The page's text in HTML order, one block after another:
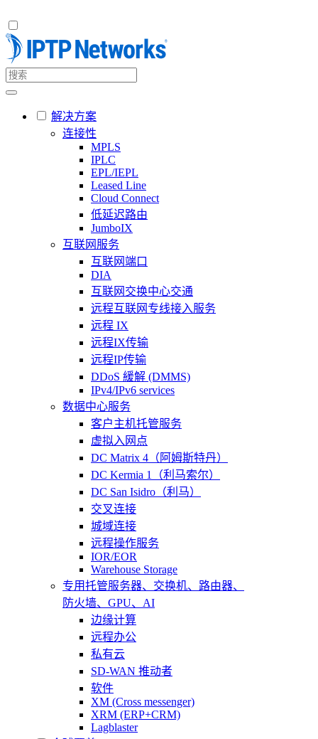
解决方案
连接性
MPLS
IPLC
EPL/IEPL
Leased Line
Cloud Connect
低延迟路由
JumboIX
互联网服务
互联网端口
DIA
互联网交换中心交通
远程互联网专线接入服务
远程 IX
远程IX传输
远程IP传输
DDoS 緩解 (DMMS)
IPv4/IPv6 services
数据中心服务
客户主机托管服务
虚拟入网点
DC Matrix 4（阿姆斯特丹）
DC Kermia 1（利马索尔）
DC San Isidro（利马）
交叉连接
城域连接
远程操作服务
IOR/EOR
Warehouse Storage
专用托管服务器、交换机、路由器、
防火墙、GPU、AI
边缘计算
远程办公
私有云
SD-WAN 推动者
软件
XM (Cross messenger)
XRM (ERP+CRM)
Lagblaster